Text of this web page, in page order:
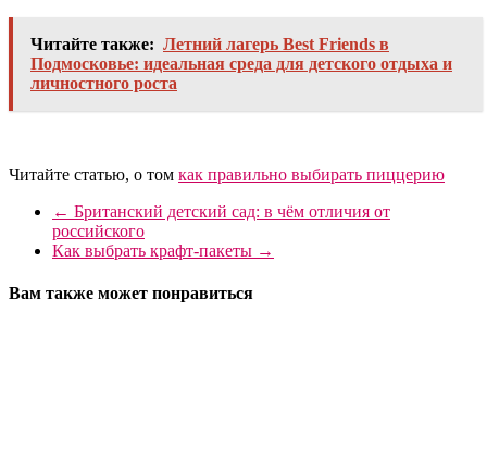
Читайте также: Летний лагерь Best Friends в
Подмосковье: идеальная среда для детского отдыха и
личностного роста
Читайте статью, о том как правильно выбирать пиццерию
← Британский детский сад: в чём отличия от
российского
Как выбрать крафт-пакеты →
Вам также может понравиться